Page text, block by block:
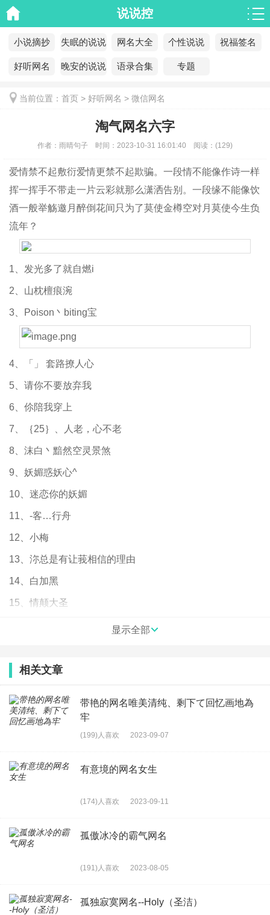
说说控
小说摘抄 失眠的说说 网名大全 个性说说 祝福签名
好听网名 晚安的说说 语录合集 专题
当前位置： 首页 > 好听网名 > 微信网名
淘气网名六字
作者： 雨晴句子 时间： 2023-10-31 16:01:40 阅读： (129)
爱情禁不起敷衍爱情更禁不起欺骗。一段情不能像作诗一样
挥一挥手不带走一片云彩就那么潇洒告别。一段缘不能像饮
酒一般举觞邀月醉倒花间只为了莫使金樽空对月莫使今生负
流年？
1、发光多了就自燃i
2、山枕檀痕涴
3、Poison丶biting宝
4、「」 套路撩人心
5、请你不要放弃我
6、伱陪我穿上
7、｛25｝、人老，心不老
8、沫白丶黯然空灵景煞
9、妖媚惑妖心^
10、迷恋你的妖媚
11、-客…行舟
12、小梅
13、沵总是有让莪相信的理由
14、白加黑
15、情颠大圣
18、▶只愿在你心里
20、抽烟因为烟不乖i
21、﹌走近了，才知道陌生
23、Comesfairweather
24、不是拉过勾么
26、河里的小虾
29、⒍×⒎＝⒋⒏
显示全部
相关文章
带艳的网名唯美清纯、剩下て回忆画地為
牢
(199)人喜欢 2023-09-07
有意境的网名女生
(174)人喜欢 2023-09-11
孤傲冰冷的霸气网名
(191)人喜欢 2023-08-05
孤独寂寞网名--Holy（圣洁）